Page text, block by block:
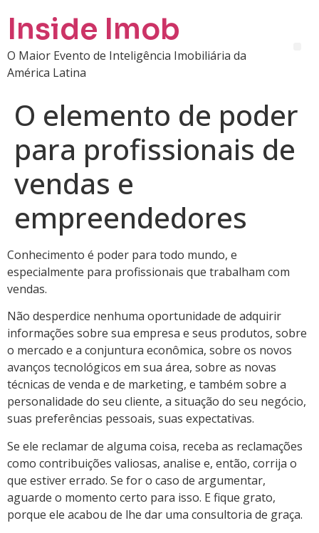
Inside Imob
O Maior Evento de Inteligência Imobiliária da
América Latina
O elemento de poder
para profissionais de
vendas e
empreendedores
Conhecimento é poder para todo mundo, e
especialmente para profissionais que trabalham com
vendas.
Não desperdice nenhuma oportunidade de adquirir
informações sobre sua empresa e seus produtos, sobre
o mercado e a conjuntura econômica, sobre os novos
avanços tecnológicos em sua área, sobre as novas
técnicas de venda e de marketing, e também sobre a
personalidade do seu cliente, a situação do seu negócio,
suas preferências pessoais, suas expectativas.
Se ele reclamar de alguma coisa, receba as reclamações
como contribuições valiosas, analise e, então, corrija o
que estiver errado. Se for o caso de argumentar,
aguarde o momento certo para isso. E fique grato,
porque ele acabou de lhe dar uma consultoria de graça.